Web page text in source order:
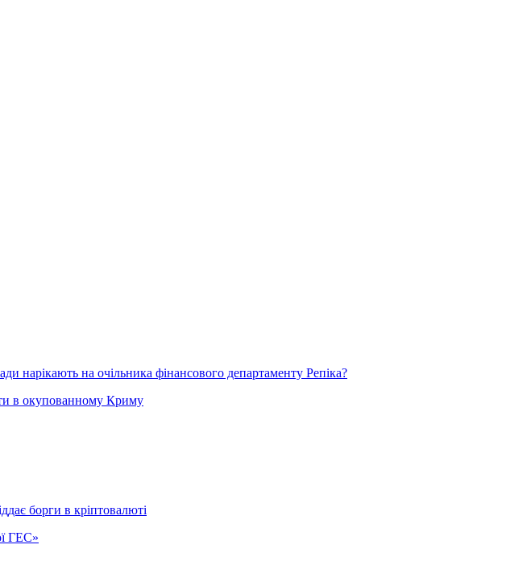
нарікають на очільника фінансового департаменту Репіка?
в окупованному Криму
борги в кріптовалюті
ГЕС»